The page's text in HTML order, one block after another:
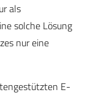
als
solche Lösung
nur eine
E-